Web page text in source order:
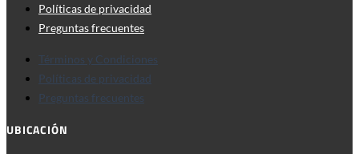
Políticas de privacidad
Preguntas frecuentes
Términos y Condiciones
Políticas de privacidad
Preguntas frecuentes
UBICACIÓN